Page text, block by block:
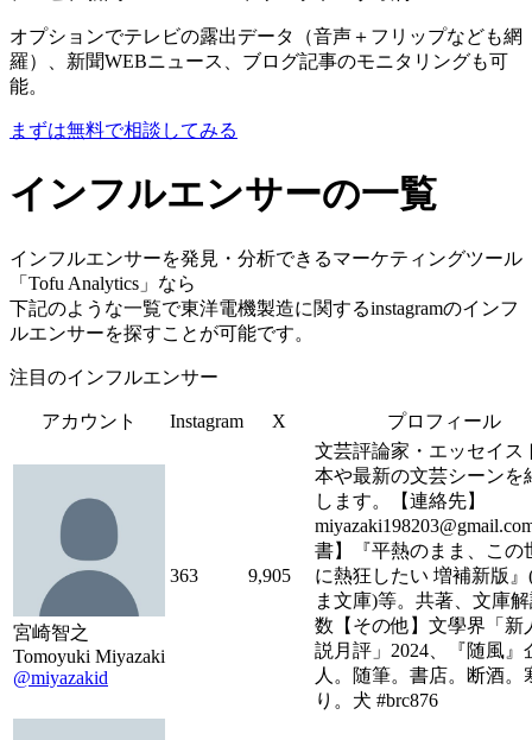
オプションでテレビの露出データ（音声＋フリップなども網
羅）、新聞WEBニュース、ブログ記事のモニタリングも可
能。
まずは無料で相談してみる
インフルエンサーの一覧
インフルエンサーを発見・分析できるマーケティングツール
「Tofu Analytics」なら
下記のような一覧で東洋電機製造に関するinstagramのインフ
ルエンサーを探すことが可能です。
注目のインフルエンサー
アカウント Instagram X プロフィール
宮崎智之
Tomoyuki Miyazaki
@miyazakid
363 9,905
文芸評論家・エッセイス
本や最新の文芸シーンを
します。【連絡先】
書】『平熱のまま、この
に熱狂したい 増補新版
ま文庫)等。共著、文庫
数【その他】文學界「新
説月評」2024、『随風』
人。随筆。書店。断酒。
り。犬 #brc876